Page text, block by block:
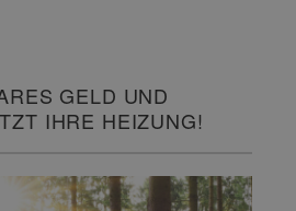
GELD UND
IHRE HEIZUNG!